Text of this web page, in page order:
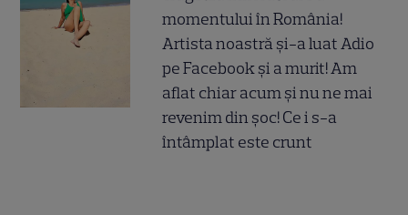
momentului în România!
Artista noastră și-a luat Adio
pe Facebook și a murit! Am
aflat chiar acum și nu ne mai
revenim din șoc! Ce i s-a
întâmplat este crunt